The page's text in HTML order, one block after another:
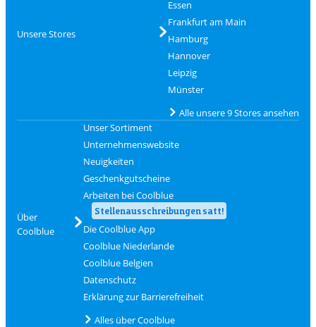
Unsere Stores
Essen
Frankfurt am Main
Hamburg
Hannover
Leipzig
Münster
Alle unsere 9 Stores ansehen
Über
Coolblue
Unser Sortiment
Unternehmenswebsite
Neuigkeiten
Geschenkgutscheine
Arbeiten bei Coolblue
Stellenausschreibungen satt!
Die Coolblue App
Coolblue Niederlande
Coolblue Belgien
Datenschutz
Erklärung zur Barrierefreiheit
Alles über Coolblue